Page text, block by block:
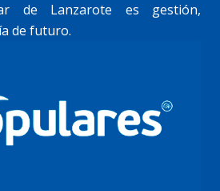
de Lanzarote es gestión,
de futuro.